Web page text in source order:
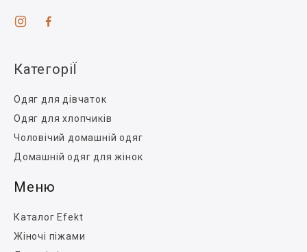
КатегоріЇ
Одяг для дівчаток
Одяг для хлопчиків
Чоловічий домашній одяг
Домашній одяг для жінок
Меню
Каталог Efekt
Жіночі піжами